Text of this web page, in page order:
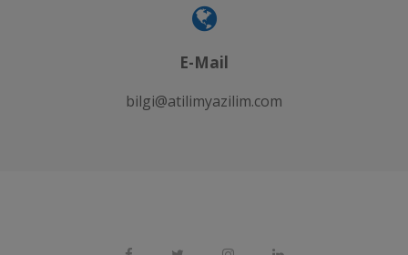
E-Mail
bilgi@atilimyazilim.com